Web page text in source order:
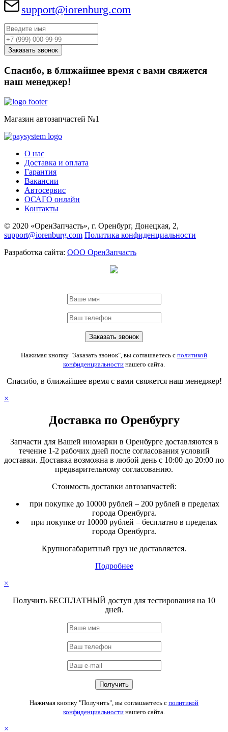
support@iorenburg.com
Спасибо, в ближайшее время с вами свяжется
наш менеджер!
Магазин автозапчастей №1
О нас
Доставка и оплата
Гарантия
Вакансии
Автосервис
ОСАГО онлайн
Контакты
© 2020 «ОренЗапчасть», г. Оренбург, Донецкая, 2,
support@iorenburg.com Политика конфиденциальности
Разработка сайта: ООО ОренЗапчасть
Нажимая кнопку "Заказать звонок", вы соглашаетесь с политикой
конфиденциальности нашего сайта.
Спасибо, в ближайшее время с вами свяжется наш менеджер!
×
Доставка по Оренбургу
Запчасти для Вашей иномарки в Оренбурге доставляются в
течение 1-2 рабочих дней после согласования условий
доставки. Доставка возможна в любой день с 10:00 до 20:00 по
предварительному согласованию.
Стоимость доставки автозапчастей:
при покупке до 10000 рублей – 200 рублей в пределах
города Оренбурга.
при покупке от 10000 рублей – бесплатно в пределах
города Оренбурга.
Крупногабаритный груз не доставляется.
Подробнее
×
Получить БЕСПЛАТНЫЙ доступ для тестирования на 10
дней.
Нажимая кнопку "Получить", вы соглашаетесь с политикой
конфиденциальности нашего сайта.
×